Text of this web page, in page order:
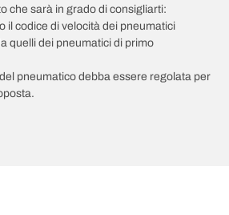
che sarà in grado di consigliarti:
il codice di velocità dei pneumatici
quelli dei pneumatici di primo
pneumatico debba essere regolata per